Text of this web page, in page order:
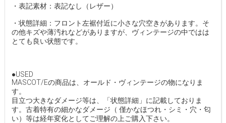
・表記素材：表記なし（レザー）
・状態詳細：フロント左裾付近に小さな穴空きがあります。そ
の他キズや薄汚れなどがありますが、ヴィンテージの中ではは
とても良い状態です。
●USED
MASCOT/Eの商品は、オールド・ヴィンテージの物になりま
す。
目立つ大きなダメージ等は、「状態詳細」に記載しておりま
す。古着特有の細かなダメージ（ 僅かなほつれ・シミ・穴・匂
い）等は経年変化としてご理解の上ご購入下さい。